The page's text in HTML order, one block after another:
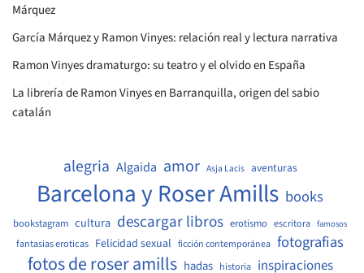
Márquez
García Márquez y Ramon Vinyes: relación real y lectura narrativa
Ramon Vinyes dramaturgo: su teatro y el olvido en España
La librería de Ramon Vinyes en Barranquilla, origen del sabio
catalán
alegria Algaida amor Asja Lacis aventuras
Barcelona y Roser Amills books
bookstagram cultura descargar libros erotismo escritora famosos
fantasias eroticas Felicidad sexual ficción contemporánea fotografias
fotos de roser amills hadas historia inspiraciones